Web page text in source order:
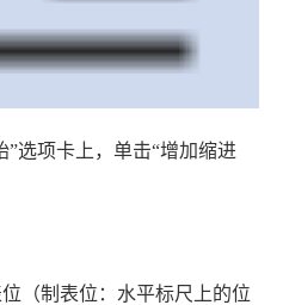
选项卡上，单击“增加缩进
（制表位：水平标尺上的位